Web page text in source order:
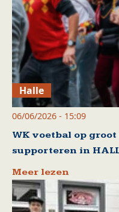
Halle
06/06/2026 - 15:09
WK voetbal op
supporteren in
Meer lezen